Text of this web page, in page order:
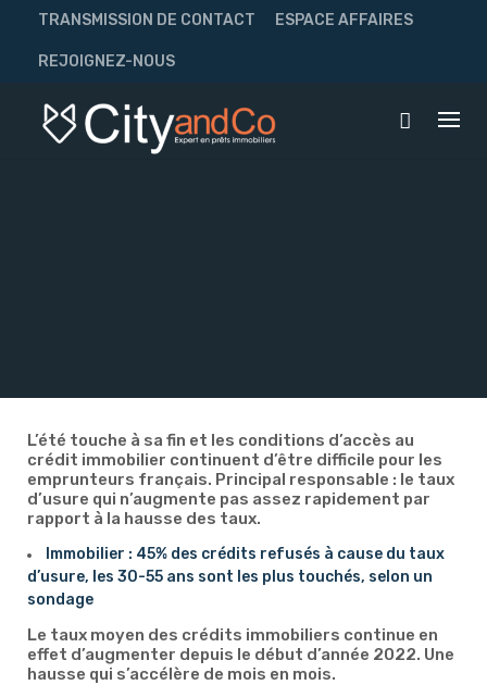
content
TRANSMISSION DE CONTACT ESPACE AFFAIRES
REJOIGNEZ-NOUS
L’été touche à sa fin et les conditions d’accès au
crédit immobilier continuent d’être difficile pour les
emprunteurs français. Principal responsable : le taux
d’usure qui n’augmente pas assez rapidement par
rapport à la hausse des taux.
Immobilier : 45% des crédits refusés à cause du taux
d’usure, les 30-55 ans sont les plus touchés, selon un
sondage
Le taux moyen des crédits immobiliers continue en
effet d’augmenter depuis le début d’année 2022. Une
hausse qui s’accélère de mois en mois.